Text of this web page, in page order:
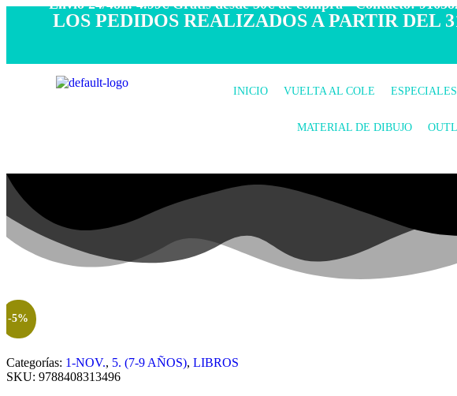
- Envío 24/48h. 4.99€ Gratis desde 50€ de compra - Contacto:
LOS PEDIDOS REALIZADOS A PARTIR DEL
INICIO VUELTA AL COLE ESPECIALES
MATERIAL DE DIBUJO
-5%
Categorías: 1-NOV., 5. (7-9 AÑOS), LIBROS
SKU: 9788408313496